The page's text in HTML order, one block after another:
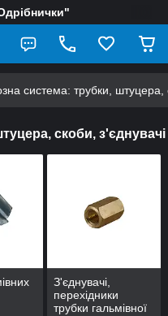
система: трубки, штуцера,
скоби, з'єднувачі
З'єднувачі,
перехідники
трубки гальмівної